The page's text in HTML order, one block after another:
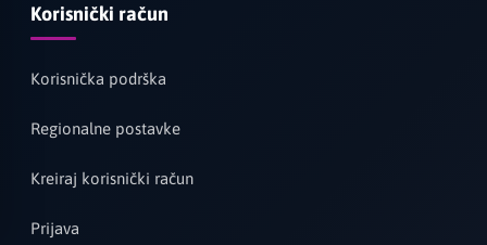
Korisnički račun
Korisnička podrška
Regionalne postavke
Kreiraj korisnički račun
Prijava